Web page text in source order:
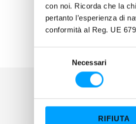
con noi. Ricorda che la
pertanto l’esperienza di
conformità al Reg. UE
z
Necessari
RIFIUTA